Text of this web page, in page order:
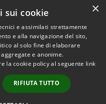
Copyright © 2026 • Comune di
Cavaion Veronese • Powered
byMunicipium
Accesso
redazione
×
sui cookie
e assimilati strettamente
e alla navigazione del sito,
al solo fine di elaborare
e anonime.
la cookie policy al seguente link
RIFIUTA TUTTO